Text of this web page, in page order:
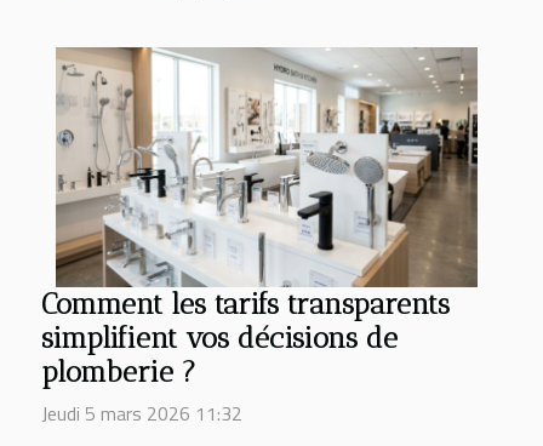
Comment les tarifs transparents
simplifient vos décisions de
plomberie ?
Jeudi 5 mars 2026 11:32